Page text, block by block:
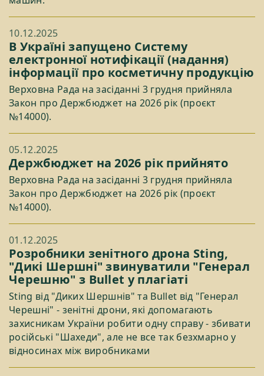
10.12.2025
В Україні запущено Систему
електронної нотифікації (надання)
інформації про косметичну продукцію
Верховна Рада на засіданні 3 грудня прийняла
Закон про Держбюджет на 2026 рік (проєкт
№14000).
05.12.2025
Держбюджет на 2026 рік прийнято
Верховна Рада на засіданні 3 грудня прийняла
Закон про Держбюджет на 2026 рік (проєкт
№14000).
01.12.2025
Розробники зенітного дрона Sting,
"Дикі Шершні" звинуватили "Генерал
Черешню" з Bullet у плагіаті
Sting від "Диких Шершнів" та Bullet від "Генерал
Черешні" - зенітні дрони, які допомагають
захисникам України робити одну справу - збивати
російські "Шахеди", але не все так безхмарно у
відносинах між виробниками